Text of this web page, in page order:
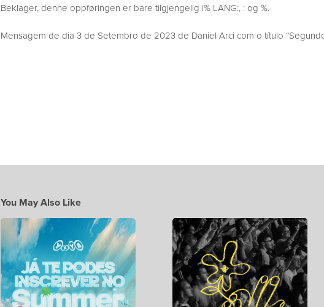
Beklager, denne oppføringen er bare tilgjengelig i% LANG:, : og %.
Mensagem de dia 3 de Setembro de 2023 de Daniel Arci com o título
You May Also Like